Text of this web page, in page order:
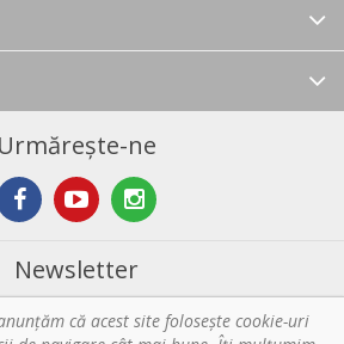
Urmărește-ne
Newsletter
Abonare
că acest site foloseşte cookie-uri